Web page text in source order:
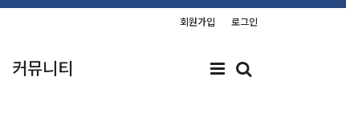
회원가입 로그인
커뮤니티